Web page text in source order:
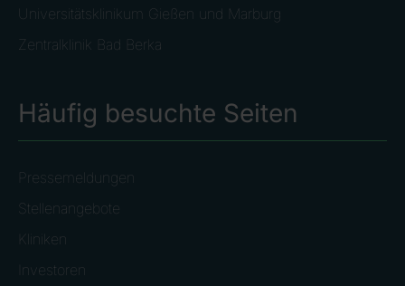
Universitätsklinikum Gießen und Marburg
Zentralklinik Bad Berka
Häufig besuchte Seiten
Pressemeldungen
Stellenangebote
Kliniken
Investoren